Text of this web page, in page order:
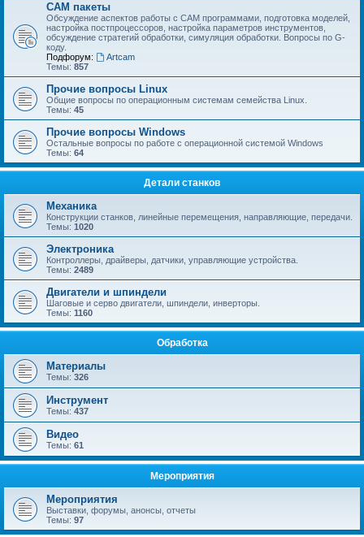
CAM пакеты
Обсуждение аспектов работы с CAМ программами, подготовка моделей,
настройка постпроцессоров, настройка параметров инструментов,
обсуждение стратегий обработки, симуляция обработки. Вопросы по G-
коду.
Подфорум:
Artcam
Темы: 857
Прочие вопросы Linux
Общие вопросы по операционным системам семейства Linux.
Темы: 45
Прочие вопросы Windows
Остальные вопросы по работе с операционной системой Windows
Темы: 64
Детали станков
Механика
Конструкции станков, линейные перемещения, направляющие, передачи.
Темы: 1020
Электроника
Контроллеры, драйверы, датчики, управляющие устройства.
Темы: 2489
Двигатели и шпиндели
Шаговые и серво двигатели, шпиндели, инверторы.
Темы: 1160
Обработка
Материалы
Темы: 326
Инструмент
Темы: 437
Видео
Темы: 61
Мероприятия
Мероприятия
Выставки, форумы, анонсы, отчеты
Темы: 97